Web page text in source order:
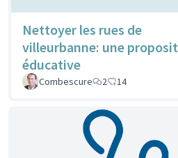
Nettoyer les rues de
villeurbanne: une
éducative
Combescure 2 14